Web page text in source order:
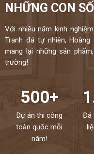
NHỮNG CON
Với nhiều năm kinh
Tranh đá tự nhiên,
mang lại những sản
trường!
500+
Dự án thi công
toàn quốc mỗi
năm!
Đá